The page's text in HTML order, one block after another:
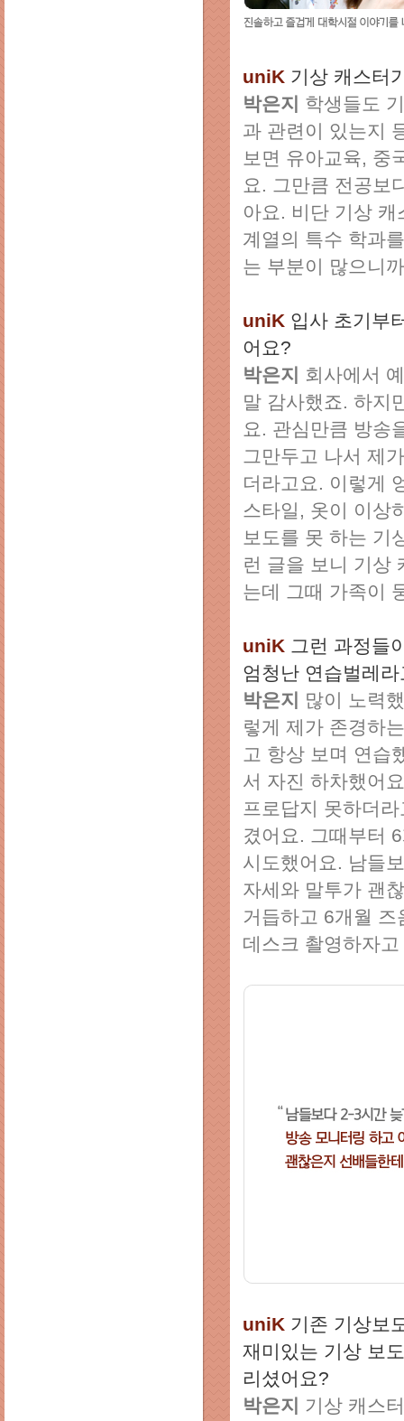
uniK 기상 캐스터
박은지 학생들도
과 관련이 있는지
보면 유아교육, 중
요. 그만큼 전공보
아요. 비단 기상
계열의 특수 학과
는 부분이 많으니
uniK 입사 초기부
어요?
박은지 회사에서
말 감사했죠. 하지
요. 관심만큼 방송
그만두고 나서 제
더라고요. 이렇게
스타일, 옷이 이상
보도를 못 하는 기
런 글을 보니 기상
는데 그때 가족이
uniK 그런 과정들
엄청난 연습벌레
박은지 많이 노력
렇게 제가 존경하
고 항상 보며 연습
서 자진 하차했어
프로답지 못하더
겼어요. 그때부터
시도했어요. 남들
자세와 말투가 괜
거듭하고 6개월
데스크 촬영하자
uniK 기존 기상보
재미있는 기상 보
리셨어요?
박은지 기상 캐스